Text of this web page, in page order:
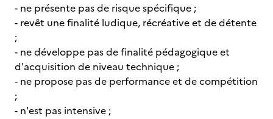
- ne présente pas de risque spécifique ;
- revêt une finalité ludique, récréative et de détente
;
- ne développe pas de finalité pédagogique et
d'acquisition de niveau technique ;
- ne propose pas de performance et de compétition
;
- n'est pas intensive ;